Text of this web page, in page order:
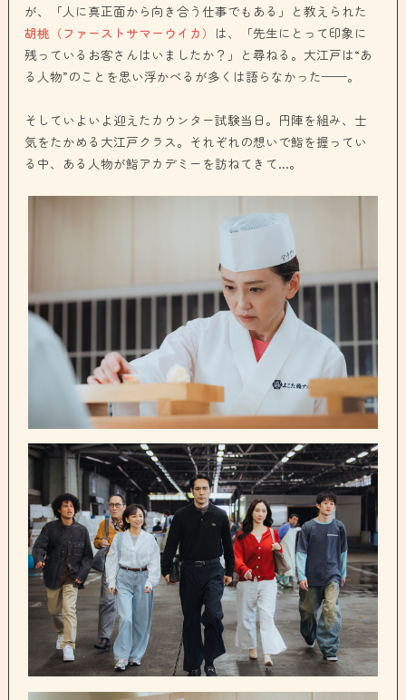
が、「人に真正面から向き合う仕事でもある」と教えられた
胡桃（ファーストサマーウイカ） は、「先生にとって印象に
残っているお客さんはいましたか？」と尋ねる。大江戸は“あ
る人物”のことを思い浮かべるが多くは語らなかった——。
そしていよいよ迎えたカウンター試験当日。円陣を組み、士
気をたかめる大江戸クラス。それぞれの想いで鮨を握ってい
る中、ある人物が鮨アカデミーを訪ねてきて…。